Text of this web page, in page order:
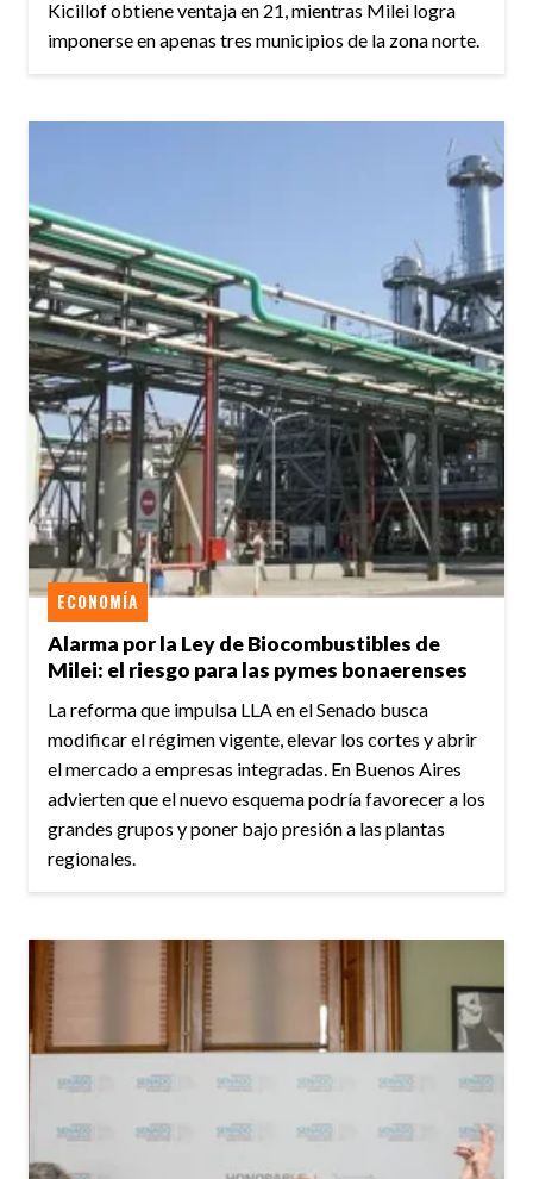
Kicillof obtiene ventaja en 21, mientras Milei logra
imponerse en apenas tres municipios de la zona norte.
Alarma por la Ley de Biocombustibles de
Milei: el riesgo para las pymes bonaerenses
ECONOMÍA
La reforma que impulsa LLA en el Senado busca
modificar el régimen vigente, elevar los cortes y abrir
el mercado a empresas integradas. En Buenos Aires
advierten que el nuevo esquema podría favorecer a los
grandes grupos y poner bajo presión a las plantas
regionales.